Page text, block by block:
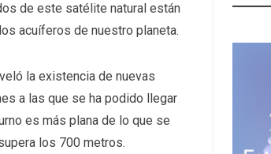
de este satélite natural están
acuíferos de nuestro planeta.
la existencia de nuevas
a las que se ha podido llegar
es más plana de lo que se
los 700 metros.